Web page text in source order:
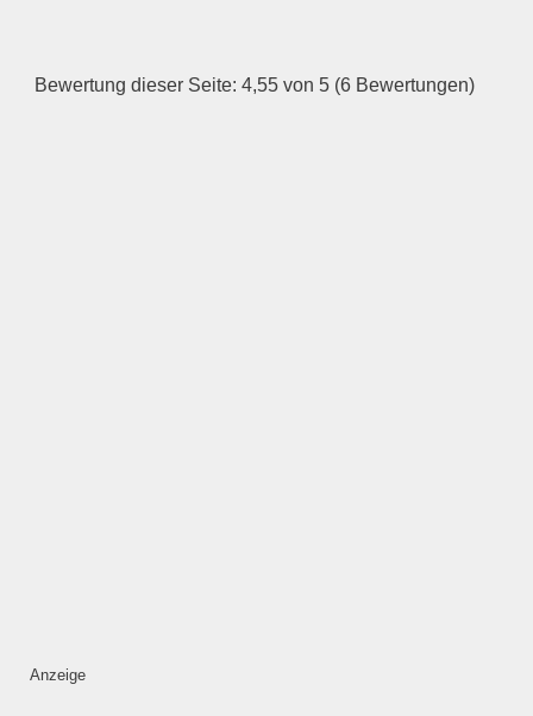
Bewertung dieser Seite: 4,55 von 5 (6 Bewertungen)
Anzeige